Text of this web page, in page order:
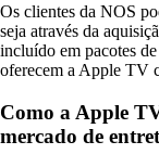
Os clientes da NOS
seja através da
incluído em pacotes
oferecem a Apple TV
Como a Apple
mercado de